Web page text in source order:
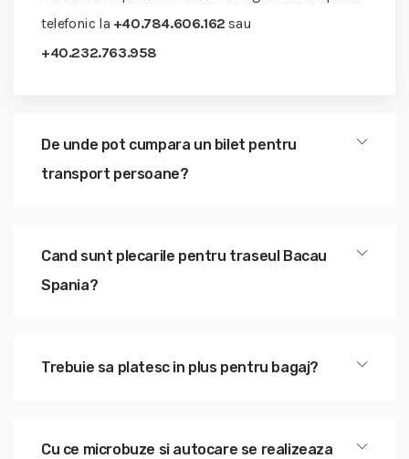
telefonic la +40.784.606.162 sau
+40.232.763.958
De unde pot cumpara un bilet pentru
transport persoane?
Cand sunt plecarile pentru traseul Bacau
Spania?
Trebuie sa platesc in plus pentru bagaj?
Cu ce microbuze si autocare se realizeaza